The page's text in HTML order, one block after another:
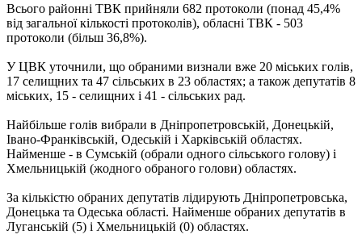
Всього районні ТВК прийняли 682 протоколи (понад 45,4%
від загальної кількості протоколів), обласні ТВК - 503
протоколи (більш 36,8%).
У ЦВК уточнили, що обраними визнали вже 20 міських голів,
17 селищних та 47 сільських в 23 областях; а також депутатів 8
міських, 15 - селищних і 41 - сільських рад.
Найбільше голів вибрали в Дніпропетровській, Донецькій,
Івано-Франківській, Одеській і Харківській областях.
Найменше - в Сумській (обрали одного сільського голову) і
Хмельницькій (жодного обраного голови) областях.
За кількістю обраних депутатів лідирують Дніпропетровська,
Донецька та Одеська області. Найменше обраних депутатів в
Луганській (5) і Хмельницькій (0) областях.